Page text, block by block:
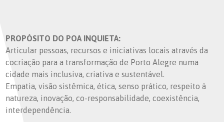
PROPÓSITO DO POA INQUIETA:
Articular pessoas, recursos e iniciativas locais através da
cocriação para a transformação de Porto Alegre numa
cidade mais inclusiva, criativa e sustentável.
Empatia, visão sistêmica, ética, senso prático, respeito à
natureza, inovação, co-responsabilidade, coexistência,
interdependência.